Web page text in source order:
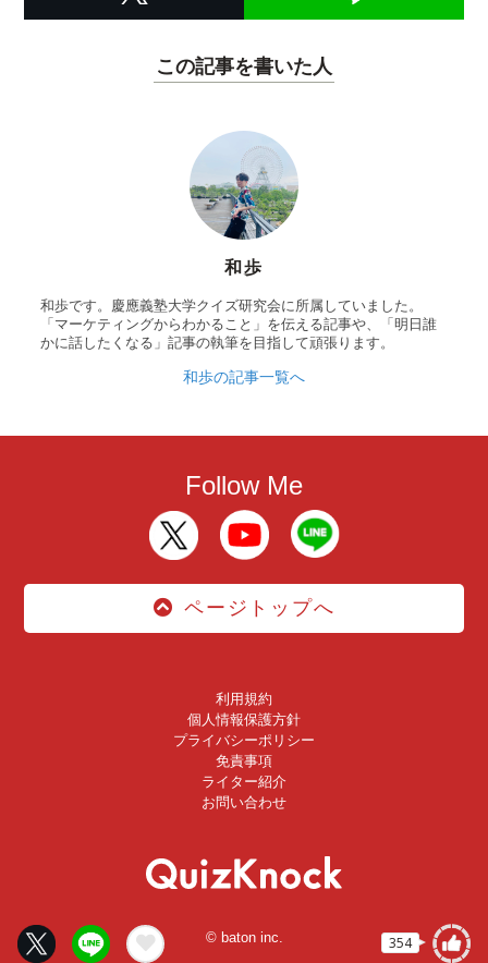
354
この記事を書いた人
和歩
和歩です。慶應義塾大学クイズ研究会に所属していました。
「マーケティングからわかること」を伝える記事や、「明日誰
かに話したくなる」記事の執筆を目指して頑張ります。
和歩の記事一覧へ
Follow Me
ページトップへ
利用規約
個人情報保護方針
プライバシーポリシー
免責事項
ライター紹介
お問い合わせ
© baton inc.